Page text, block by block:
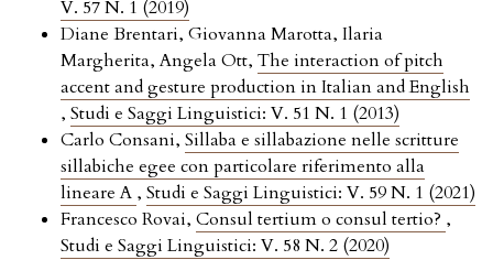
V. 57 N. 1 (2019)
Diane Brentari, Giovanna Marotta, Ilaria
Margherita, Angela Ott, The interaction of pitch
accent and gesture production in Italian and English
, Studi e Saggi Linguistici: V. 51 N. 1 (2013)
Carlo Consani, Sillaba e sillabazione nelle scritture
sillabiche egee con particolare riferimento alla
lineare A , Studi e Saggi Linguistici: V. 59 N. 1 (2021)
Francesco Rovai, Consul tertium o consul tertio? ,
Studi e Saggi Linguistici: V. 58 N. 2 (2020)